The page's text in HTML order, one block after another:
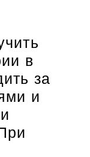
в
за
и